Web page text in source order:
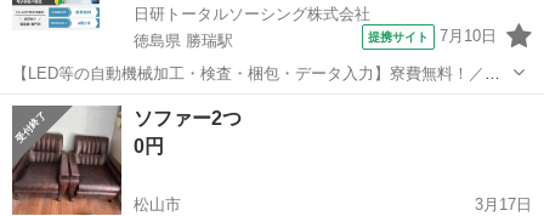
日研トータルソーシング株式会社
徳島県 勝瑞駅
提携サイト 7月10日
【LED等の自動機械加工・検査・梱包・データ入力】寮費無料！／年
間休日は130日以上／未経験OK！ お仕事について スマートフォンやパ
ソコン、車などに使われるLED等の電子部品の製造とそれに付帯する
作業になります。①部品を...
徳島 鳴門市
ソファー2つ
0円
松山市
3月17日